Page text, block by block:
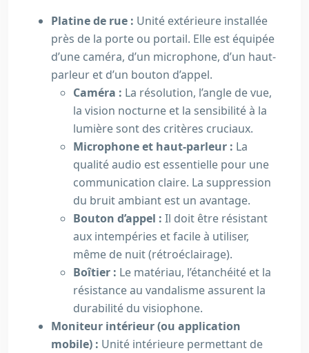
Platine de rue : Unité extérieure installée
près de la porte ou portail. Elle est équipée
d’une caméra, d’un microphone, d’un haut-
parleur et d’un bouton d’appel.
Caméra : La résolution, l’angle de vue,
la vision nocturne et la sensibilité à la
lumière sont des critères cruciaux.
Microphone et haut-parleur : La
qualité audio est essentielle pour une
communication claire. La suppression
du bruit ambiant est un avantage.
Bouton d’appel : Il doit être résistant
aux intempéries et facile à utiliser,
même de nuit (rétroéclairage).
Boîtier : Le matériau, l’étanchéité et la
résistance au vandalisme assurent la
durabilité du visiophone.
Moniteur intérieur (ou application
mobile) : Unité intérieure permettant de